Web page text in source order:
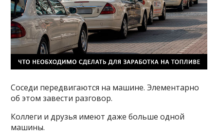
Соседи передвигаются на машине. Элементарно
об этом завести разговор.
Коллеги и друзья имеют даже больше одной
машины.